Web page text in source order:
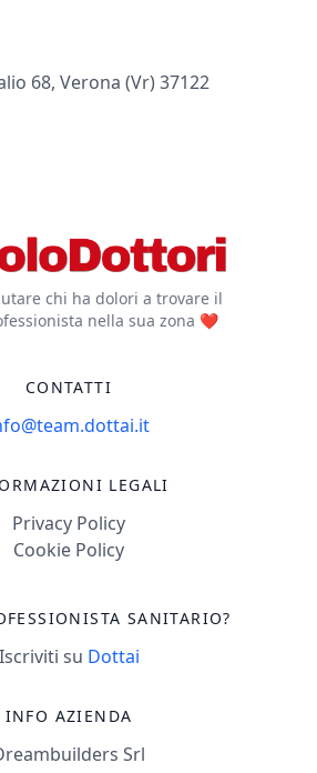
68, Verona (vr) 37122
chi ha dolori a trovare il
nella sua zona ❤️
CONTATTI
LEGALI
Privacy Policy
Cookie Policy
SANITARIO?
Iscriviti su Dottai
INFO AZIENDA
Srl